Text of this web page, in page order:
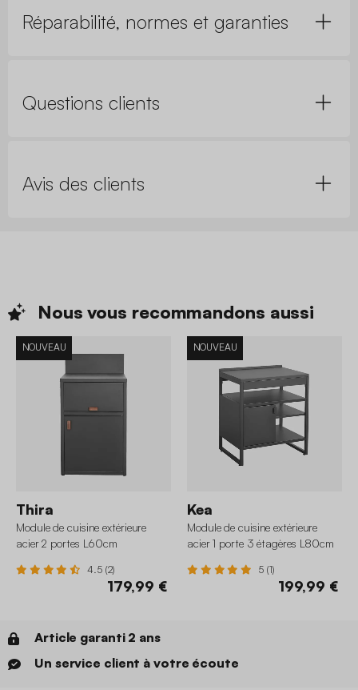
Réparabilité, normes et garanties
Questions clients
Avis des clients
Nous vous recommandons aussi
NOUVEAU
Thira
Module de cuisine extérieure
acier 2 portes L60cm
4.5 (2)
179,99 €
NOUVEAU
Kea
Module de cuisine extérieure
acier 1 porte 3 étagères L80cm
5 (1)
199,99 €
Article garanti 2 ans
Un service client à votre écoute